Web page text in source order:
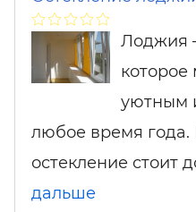
Лоджия
которое
уютным
любое время года.
остекление стоит
дальше